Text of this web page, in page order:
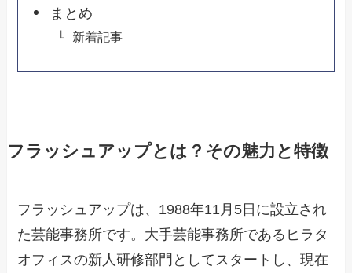
まとめ
新着記事
フラッシュアップとは？その魅力と特徴
フラッシュアップは、1988年11月5日に設立され
た芸能事務所です。大手芸能事務所であるヒラタ
オフィスの新人研修部門としてスタートし、現在